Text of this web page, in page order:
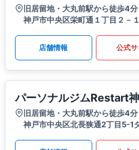
旧居留地・大丸前駅から徒歩4分
神戸市中央区栄町通１丁目２－
店舗情報 公式サ
パーソナルジムRestart
旧居留地・大丸前駅から徒歩4分
神戸市中央区北長狭通2丁目5-1